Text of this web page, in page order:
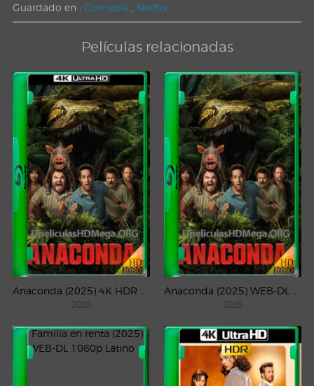
Guardado en : Comedia Netflix
Películas relacionadas
2025 2025